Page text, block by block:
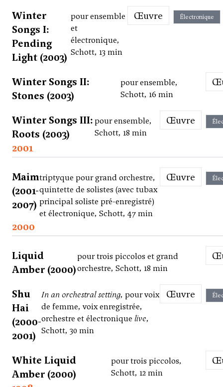
Winter
Songs I:
Pending
Light (2003)
pour ensemble
et
électronique,
Schott, 13 min
Œuvre Électronique
Winter Songs II:
Stones (2003)
pour ensemble,
Schott, 16 min
Winter Songs III:
Roots (2003)
pour ensemble,
Schott, 18 min
Œuvre
2001
Maim
(2001-
2007)
triptyque pour grand orchestre,
quintette de solistes (avec tubax
principal soliste pré-enregistré)
et électronique, Schott, 47 min
Œuvre
2000
Liquid
Amber (2000)
pour trois piccolos et grand
orchestre, Schott, 18 min
Shu
Hai
(2000-
2001)
In an orchestral setting, pour voix
de femme, voix enregistrée,
orchestre et électronique live,
Schott, 30 min
Œuvre
White Liquid
Amber (2000)
pour trois piccolos,
Schott, 12 min